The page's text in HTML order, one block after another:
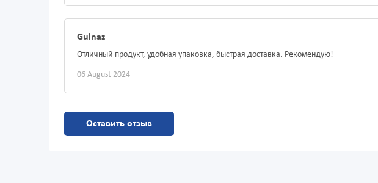
Gulnaz
Отличный продукт, удобная упаковка, быстрая доставка. Рекомендую!
06 August 2024
Оставить отзыв